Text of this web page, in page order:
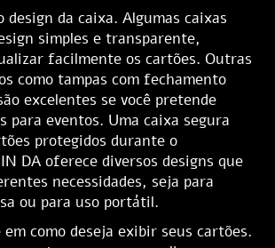
da caixa. Algumas caixas
simples e transparente,
facilmente os cartões. Outras
como tampas com fechamento
excelentes se você pretende
para eventos. Uma caixa segura
protegidos durante o
DA oferece diversos designs que
necessidades, seja para
ou para uso portátil.
como deseja exibir seus cartões.